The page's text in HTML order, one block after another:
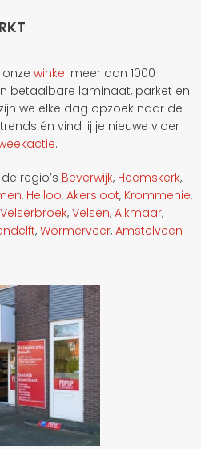
onzewinkel meer dan 1000
betaalbare laminaat, parket en
we elke dag opzoek naar de
én vind jij je nieuwe vloer
.
regio’s Beverwijk, Heemskerk,
, Heiloo,Akersloot, Krommenie,
Velserbroek,Velsen,Alkmaar,
,Wormerveer,Amstelveen